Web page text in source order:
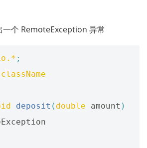
一个 RemoteException 异常
;
className
deposit ( double amount )